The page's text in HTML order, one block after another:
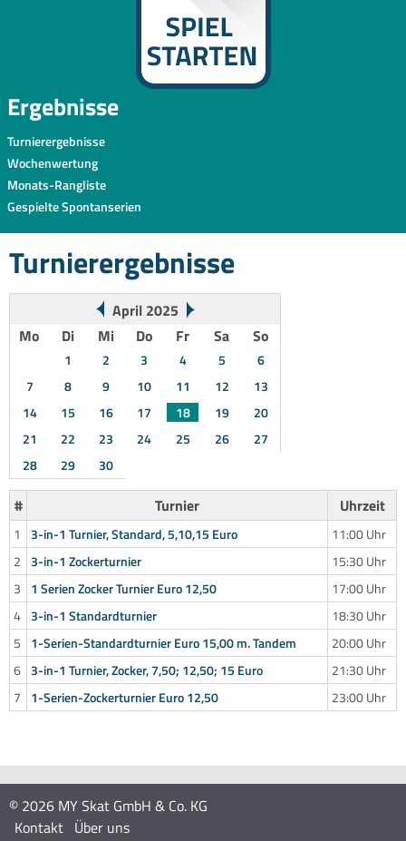
Ergebnisse
Turnierergebnisse
Wochenwertung
Monats-Rangliste
Gespielte Spontanserien
Turnierergebnisse
April 2025
Mo
Di Mi Do Fr Sa So
1 2 3 4 5
6
7
8 9 10 11 12
13
14
15 16 17 18 19
20
21
22 23 24 25 26
27
28
29 30
# Turnier Uhrzeit
1 3-in-1 Turnier, Standard, 5,10,15 Euro
11:00 Uhr
2 3-in-1 Zockerturnier
15:30 Uhr
3
1 Serien Zocker Turnier Euro 12,50
17:00 Uhr
4 3-in-1 Standardturnier
18:30 Uhr
5
1-Serien-Standardturnier Euro 15,00 m. Tandem
20:00 Uhr
6 3-in-1 Turnier, Zocker, 7,50; 12,50; 15 Euro
21:30 Uhr
7
1-Serien-Zockerturnier Euro 12,50 23:00 Uhr
© 2026 MY Skat GmbH & Co. KG
Kontakt Über uns